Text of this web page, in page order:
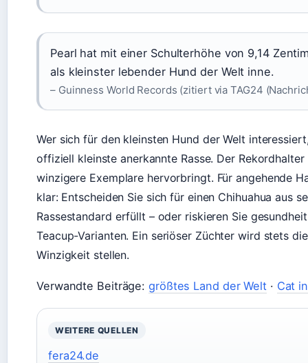
Pearl hat mit einer Schulterhöhe von 9,14
als kleinster lebender Hund der Welt inne.
– Guinness World Records (zitiert via TAG24
Wer sich für den kleinsten Hund der Welt
offiziell kleinste anerkannte Rasse. Der
winzigere Exemplare hervorbringt. Für angehende
klar: Entscheiden Sie sich für einen Chihuahua aus
Rassestandard erfüllt – oder riskieren Sie
Teacup-Varianten. Ein seriöser Züchter wird stets
Winzigkeit stellen.
Verwandte Beiträge: größtes Land der Welt· Cat
WEITERE QUELLEN
fera24.de